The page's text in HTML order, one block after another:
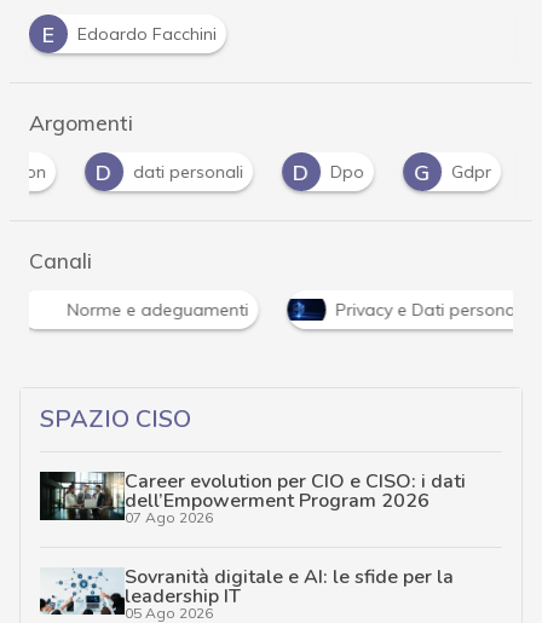
E
Edoardo Facchini
Argomenti
D
dati personali D Dpo G Gdpr G
Canali
Norme e adeguamenti Privacy e Dati personali
SPAZIO CISO
Career evolution per CIO e CISO: i dati
dell’Empowerment Program 2026
07 Ago 2026
Sovranità digitale e AI: le sfide per la
leadership IT
05 Ago 2026